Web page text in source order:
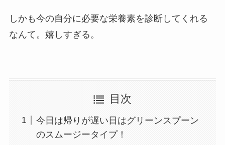
しかも今の自分に必要な栄養素を診断してくれる
なんて。嬉しすぎる。
目次
今日は帰りが遅い日はグリーンスプーン
のスムージータイプ！